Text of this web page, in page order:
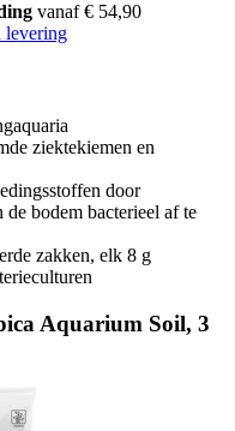
vanaf € 54,90
levering
ziektekiemen en
door
bodem bacterieel af te
zakken, elk 8 g
Aquarium Soil, 3